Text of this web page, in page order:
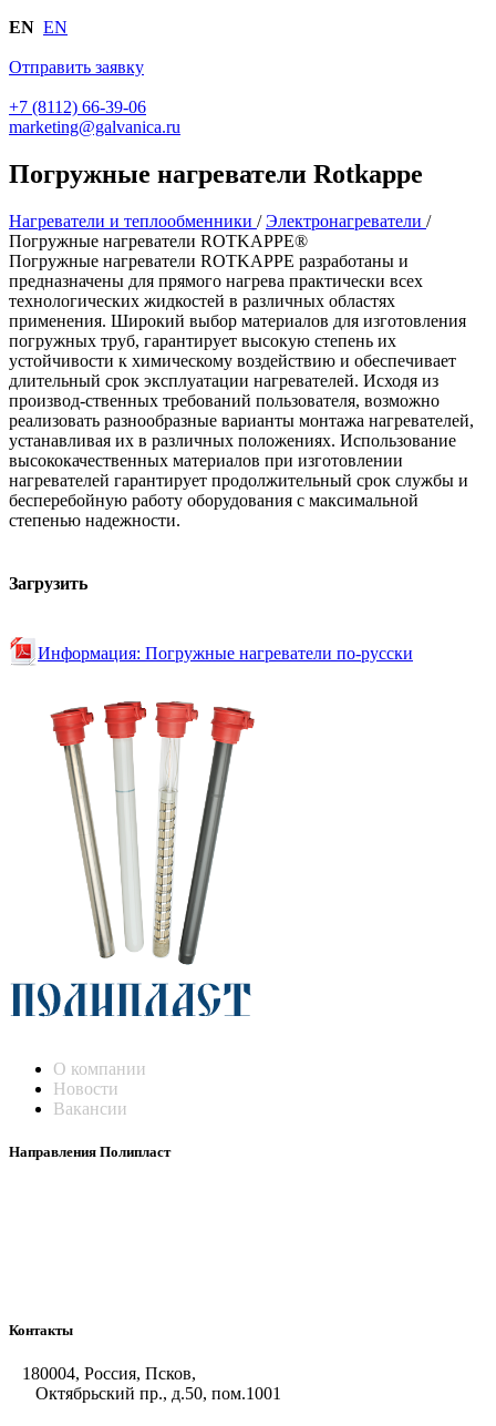
EN EN
Отправить заявку
+7 (8112) 66-39-06
marketing@galvanica.ru
Погружные нагреватели Rotkappe
Нагреватели и теплообменники / Электронагреватели /
Погружные нагреватели ROTKAPPE®
Погружные нагреватели ROTKAPPE разработаны и
предназначены для прямого нагрева практически всех
технологических жидкостей в различных областях
применения. Широкий выбор материалов для изготовления
погружных труб, гарантирует высокую степень их
устойчивости к химическому воздействию и обеспечивает
длительный срок эксплуатации нагревателей. Исходя из
производ-ственных требований пользователя, возможно
реализовать разнообразные варианты монтажа нагревателей,
устанавливая их в различных положениях. Использование
высококачественных материалов при изготовлении
нагревателей гарантирует продолжительный срок службы и
бесперебойную работу оборудования с максимальной
степенью надежности.
Загрузить
Информация: Погружные нагреватели по-русски
О компании
Новости
Вакансии
Направления Полипласт
Контакты
180004, Россия, Псков,
Октябрьский пр., д.50, пом.1001